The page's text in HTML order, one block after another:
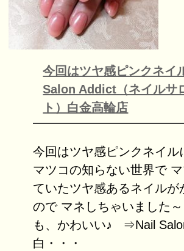
今回はツヤ感ピンクネイ
Salon Addict（ネイルサ
ト）白金高輪店
今回はツヤ感ピンクネイ
マツコの知らない世界で
ていたツヤ感あるネイルが
ので マネしちゃいました
も、かわいい♪ ⇒Nail
白・・・